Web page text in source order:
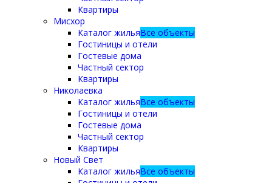
Квартиры
Мисхор
Каталог жильяВсе объекты
Гостиницы и отели
Гостевые дома
Частный сектор
Квартиры
Николаевка
Каталог жильяВсе объекты
Гостиницы и отели
Гостевые дома
Частный сектор
Квартиры
Новый Свет
Каталог жильяВсе объекты